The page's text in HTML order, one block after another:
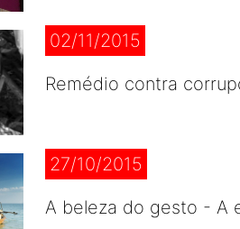
02/11/2015
Remédio contra
27/10/2015
A beleza do gesto - A